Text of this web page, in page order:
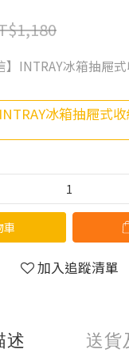
】INTRAY冰箱抽屜
冰箱抽屜式
車
加入追蹤清單
述 送貨